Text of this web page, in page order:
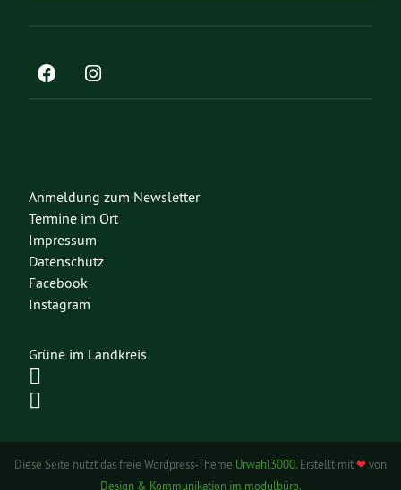
Anmeldung zum Newsletter
Termine im Ort
Impressum
Datenschutz
Facebook
Instagram
Grüne im Landkreis
Diese Seite nutzt das freie Wordpress-Theme Urwahl3000. Erstellt mit❤ von
Design & Kommunikation im modulbüro.